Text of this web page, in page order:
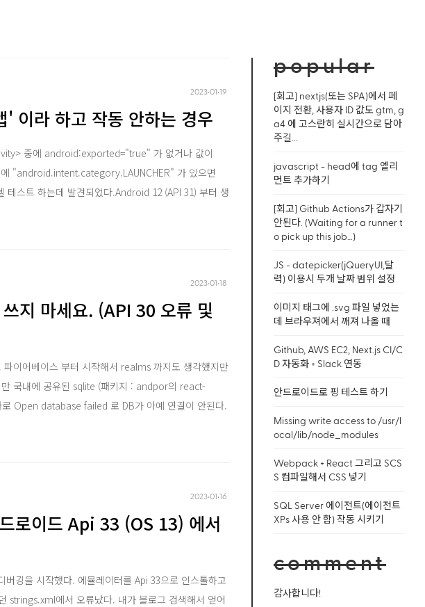
2023‧01‧19
이라 하고 작동 안하는 경우
중에 android:exported="true" 가 없거나 값이
"android.intent.category.LAUNCHER" 가 있으면
스트 하는데 발견되었다.Android 12 (API 31) 부터 생
2023‧01‧18
지 마세요. (API 30 오류 및
이어베이스 부터 시작해서 realms 까지도 생각했지만
국내에 공유된 sqlite (패키지 : andpor의 react-
Open database failed 로 DB가 아예 연결이 안된다.
2023‧01‧16
로이드 Api 33 (OS 13) 에서
깅을 시작했다. 에뮬레이터를 Api 33으로 인스톨하고
strings.xml에서 오류났다. 내가 블로그 검색해서 얻어
popular
[회고] nextjs(또는 SPA)에서 페
이지 전환, 사용자 ID 값도 gtm, g
a4 에 고스란히 실시간으로 담아
주길...
javascript - head에 tag 엘리
먼트 추가하기
[회고] Github Actions가 갑자기
안된다. (Waiting for a runner t
o pick up this job…)
JS - datepicker(jQueryUI,달
력) 이용시 두개 날짜 범위 설정
이미지 태그에 .svg 파일 넣었는
데 브라우져에서 깨져 나올 때
Github, AWS EC2, Next.js CI/C
D 자동화 + Slack 연동
안드로이드로 핑 테스트 하기
Missing write access to /usr/l
ocal/lib/node_modules
Webpack + React 그리고 SCS
S 컴파일해서 CSS 넣기
SQL Server 에이전트(에이전트
XPs 사용 안 함) 작동 시키기
comment
감사합니다!